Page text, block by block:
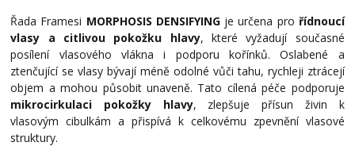
Řada Framesi MORPHOSIS DENSIFYINGje určena pro řídnoucí
vlasy a citlivou pokožku hlavy, které vyžadují současné
posílení vlasového vlákna i podporu kořínků. Oslabené a
ztenčující se vlasy bývají méně odolné vůči tahu, rychleji ztrácejí
objem a mohou působit unaveně. Tato cílená péče podporuje
mikrocirkulaci pokožky hlavy, zlepšuje přísun živin k
vlasovým cibulkám a přispívá k celkovému zpevnění vlasové
struktury.